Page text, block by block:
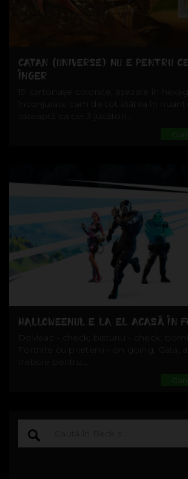
CATAN (UNIVERSE) NU E PENTRU
ÎNGER
19 cartonașe colorate, așezate în
înconjurate cam de tot atâtea în
așteaptă ca cei 3 jucători...
HALLOWEENUL E LA EL ACASĂ ÎN
Dovleac - check; bisturiu - check;
Fortnite cu prietenii - on going. Gata,
trebuie pentru...